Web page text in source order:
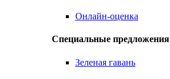
Онлайн-оценка
Специальные предложения
Зеленая гавань